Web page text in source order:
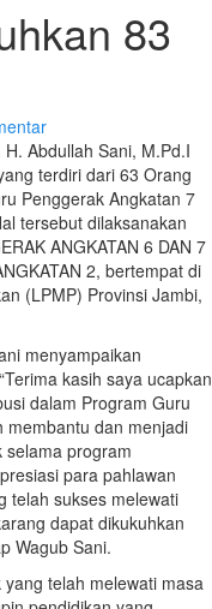
83
Abdullah Sani, M.Pd.I
terdiri dari 63 Orang
Penggerak Angkatan 7
tersebut dilaksanakan
ANGKATAN 6 DAN 7
2, bertempat di
(LPMP) Provinsi Jambi,
menyampaikan
kasih saya ucapkan
dalam Program Guru
membantu dan menjadi
program
para pahlawan
telah sukses melewati
dapat dikukuhkan
Wagub Sani.
telah melewati masa